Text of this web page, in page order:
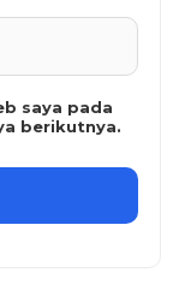
saya pada
berikutnya.